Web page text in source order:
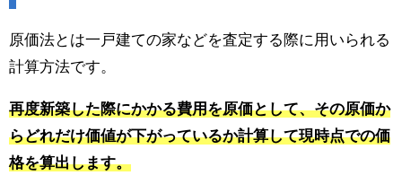
原価法とは一戸建ての家などを査定する際に用いられる
計算方法です。
再度新築した際にかかる費用を原価として、その原価か
らどれだけ価値が下がっているか計算して現時点での価
格を算出します。